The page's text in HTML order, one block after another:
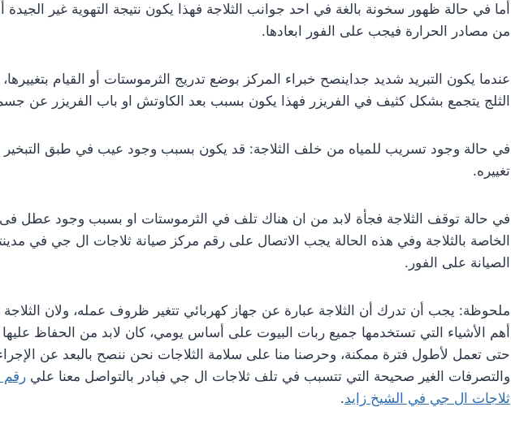
أما في حالة ظهور سخونة بالغة في احد جوانب الثلاجة فهذا يكون نتيجة التهوية غير الجيدة
من مصادر الحرارة فيجب على الفور ابعادها.
عندما يكون التبريد شديد جداينصح خبراء المركز بوضع تدريج الثرموستات أو القيام
الثلج يتجمع بشكل كثيف في الفريزر فهذا يكون بسبب بعد الكاوتش او باب الفريزر عن جسم
في حالة وجود تسريب للمياه من خلف الثلاجة: قد يكون بسبب وجود عيب في طبق
تغييره.
في حالة توقف الثلاجة فجأة لابد من ان هناك تلف في الثرموستات او بسبب وجود عطل فى
الخاصة بالثلاجة وفي هذه الحالة يجب الاتصال على رقم مركز صيانة ثلاجات ال جي في
الصيانة على الفور.
ملحوظة: يجب أن تدرك أن الثلاجة عبارة عن جهاز كهربائي تتغير ظروف عمله، ولان
أهم الأشياء التي تستخدمها جميع ربات البيوت على أساس يومي، كان لابد من الحفاظ
حتى تعمل لأطول فترة ممكنة، وحرصنا منا على سلامة الثلاجات نحن ننصح بالبعد عن
والتصرفات الغير صحيحة التي تتسبب في تلف ثلاجات ال جي فبادر بالتواصل معنا علي رقم
ثلاجات ال جي في الشيخ زايد.